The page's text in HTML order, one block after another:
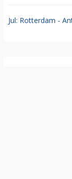
Jul: Rotterdam -